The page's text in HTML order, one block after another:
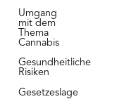
Umgang
mit dem
Thema
Cannabis
Gesundheitliche
Risiken
Gesetzeslage